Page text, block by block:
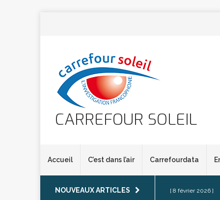
CARREFOUR SOLEIL
Accueil C’est dans l’air Carrefourdata
NOUVEAUX ARTICLES [ 8 février 2026 ]